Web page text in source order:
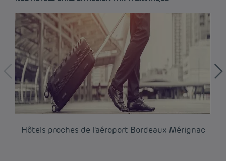
Hôtels proches de l'aéroport Bordeaux Mérignac